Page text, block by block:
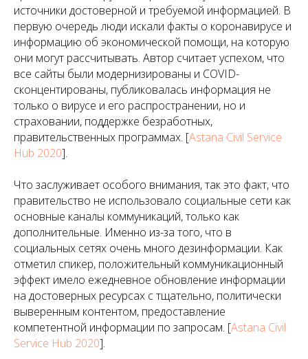
источники достоверной и требуемой информацией. В
первую очередь люди искали факты о коронавирусе и
информацию об экономической помощи, на которую
они могут рассчитывать. Автор считает успехом, что
все сайты были модернизированы и COVID-
сконцентированы, публиковалась информация не
только о вирусе и его распространении, но и
страховании, поддержке безработных,
правительственных программах. [Astana Civil Service
Hub 2020].
Что заслуживает особого внимания, так это факт, что
правительство не использовало социальные сети как
основные каналы коммуникаций, только как
дополнительные. Именно из-за того, что в
социальных сетях очень много дезинформации. Как
отметил спикер, положительный коммуникационный
эффект имело ежедневное обновление информации
на достоверных ресурсах с тщательно, политически
выверенным контентом, предоставление
компетентной информации по запросам. [Astana Civil
Service Hub 2020].